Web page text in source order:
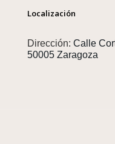
Localización
Dirección: Calle
50005 Zaragoza